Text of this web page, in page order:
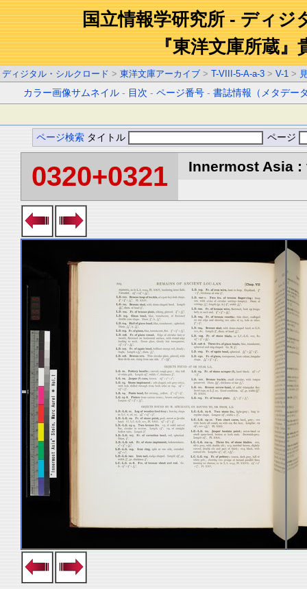
国立情報学研究所 - ディジ
『東洋文庫所蔵』
ディジタル・シルクロード > 東洋文庫アーカイブ > T-VIII-5-A-a-3 > V-1 >
カラー画像サムネイル - 目次 -ページ番号 -書誌情報（メタデー
ページ検索 タイトル ページ
0320+0321 Innermost Asia :